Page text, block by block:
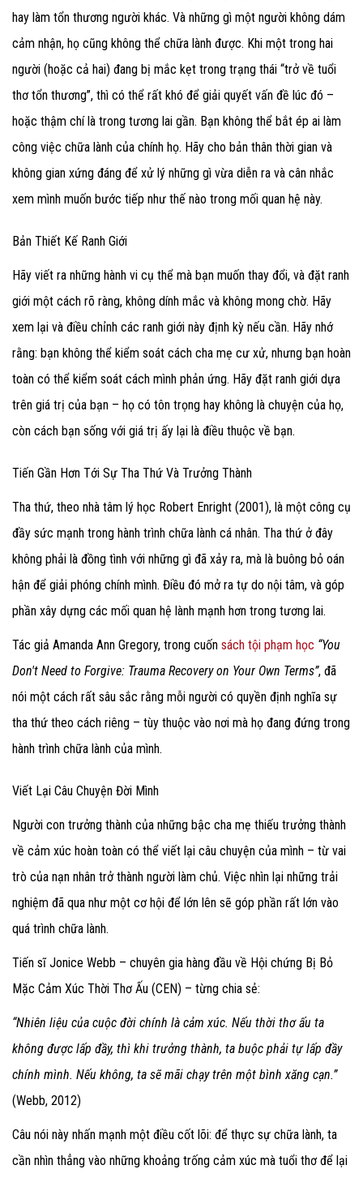
hay làm tổn thương người khác. Và những gì một người không dám
cảm nhận, họ cũng không thể chữa lành được. Khi một trong hai
người (hoặc cả hai) đang bị mắc kẹt trong trạng thái “trở về tuổi
thơ tổn thương”, thì có thể rất khó để giải quyết vấn đề lúc đó –
hoặc thậm chí là trong tương lai gần. Bạn không thể bắt ép ai làm
công việc chữa lành của chính họ. Hãy cho bản thân thời gian và
không gian xứng đáng để xử lý những gì vừa diễn ra và cân nhắc
xem mình muốn bước tiếp như thế nào trong mối quan hệ này.
Bản Thiết Kế Ranh Giới
Hãy viết ra những hành vi cụ thể mà bạn muốn thay đổi, và đặt ranh
giới một cách rõ ràng, không dính mắc và không mong chờ. Hãy
xem lại và điều chỉnh các ranh giới này định kỳ nếu cần. Hãy nhớ
rằng: bạn không thể kiểm soát cách cha mẹ cư xử, nhưng bạn hoàn
toàn có thể kiểm soát cách mình phản ứng. Hãy đặt ranh giới dựa
trên giá trị của bạn – họ có tôn trọng hay không là chuyện của họ,
còn cách bạn sống với giá trị ấy lại là điều thuộc về bạn.
Tiến Gần Hơn Tới Sự Tha Thứ Và Trưởng Thành
Tha thứ, theo nhà tâm lý học Robert Enright (2001), là một công cụ
đầy sức mạnh trong hành trình chữa lành cá nhân. Tha thứ ở đây
không phải là đồng tình với những gì đã xảy ra, mà là buông bỏ oán
hận để giải phóng chính mình. Điều đó mở ra tự do nội tâm, và góp
phần xây dựng các mối quan hệ lành mạnh hơn trong tương lai.
Tác giả Amanda Ann Gregory, trong cuốn sách tội phạm học “You
Don't Need to Forgive: Trauma Recovery on Your Own Terms”, đã
nói một cách rất sâu sắc rằng mỗi người có quyền định nghĩa sự
tha thứ theo cách riêng – tùy thuộc vào nơi mà họ đang đứng trong
hành trình chữa lành của mình.
Viết Lại Câu Chuyện Đời Mình
Người con trưởng thành của những bậc cha mẹ thiếu trưởng thành
về cảm xúc hoàn toàn có thể viết lại câu chuyện của mình – từ vai
trò của nạn nhân trở thành người làm chủ. Việc nhìn lại những trải
nghiệm đã qua như một cơ hội để lớn lên sẽ góp phần rất lớn vào
quá trình chữa lành.
Tiến sĩ Jonice Webb – chuyên gia hàng đầu về Hội chứng Bị Bỏ
Mặc Cảm Xúc Thời Thơ Ấu (CEN) – từng chia sẻ:
“Nhiên liệu của cuộc đời chính là cảm xúc. Nếu thời thơ ấu ta
không được lấp đầy, thì khi trưởng thành, ta buộc phải tự lấp đầy
chính mình. Nếu không, ta sẽ mãi chạy trên một bình xăng cạn.”
(Webb, 2012)
Câu nói này nhấn mạnh một điều cốt lõi: để thực sự chữa lành, ta
cần nhìn thẳng vào những khoảng trống cảm xúc mà tuổi thơ để lại